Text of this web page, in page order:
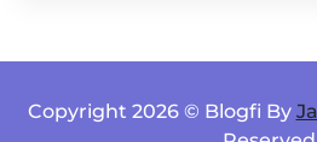
Copyright 2026 © Blogfi By